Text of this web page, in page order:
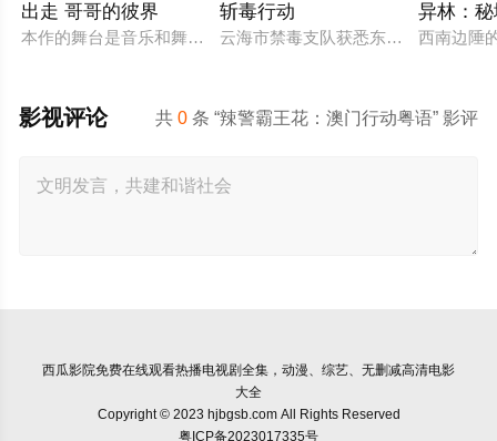
出走 哥哥的彼界
本作的舞台是音乐和舞蹈融入生活的冲绳。与母亲朱音、妹妹
斩毒行动
云海市禁毒支队获悉东南亚毒王廖爷
异林：
西南边陲
共0 条 “辣警霸王花：澳门行动粤语” 影评
影视评论
西瓜影院免费在线观看热播电视剧全集，动漫、综艺、无删减高清电影
大全
Copyright © 2023 hjbgsb.com All Rights Reserved
粤ICP备2023017335号